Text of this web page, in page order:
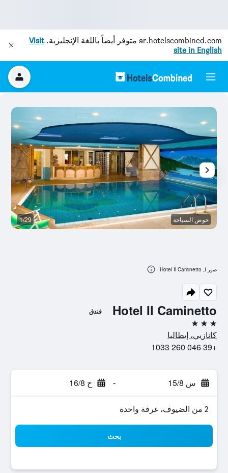
ar.hotelscombined.com متوفر أيضاً باللغة الإنجليزية.Visit
site in English
Hotel Il Caminetto فندق
3 نجوم
كانازيي، إيطاليا
+39 046 260 1033
س 15/8 - ح 16/8
2 من الضيوف، غرفة واحدة
بحث
حوض السباحة 1/29
صور لـ Hotel Il Caminetto